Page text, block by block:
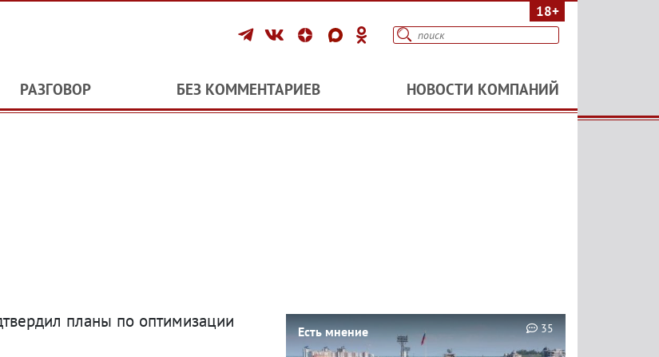
18+
РАЗГОВОР БЕЗ КОММЕНТАРИЕВ НОВОСТИ КОМПАНИЙ
планы по оптимизации
Есть мнение 35